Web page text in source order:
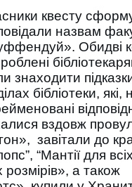
квесту
назвам
Обидві
знаходити
бібліотеки,
вздовж
завітали до
“Мантії для
розмірів», а